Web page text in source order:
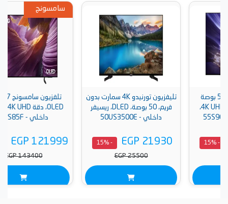
تليفزيون تورنيدو 4K سمارت بدون
فريم، 50 بوصة، DLED، ريسيفر
EGP 21930
EGP 25500
سامسونج
تلفزيون سامسونج 77 بوصة
OLED، دقة 4K UHD، بريسيفر
EGP 121999
- 15%
EGP 143400